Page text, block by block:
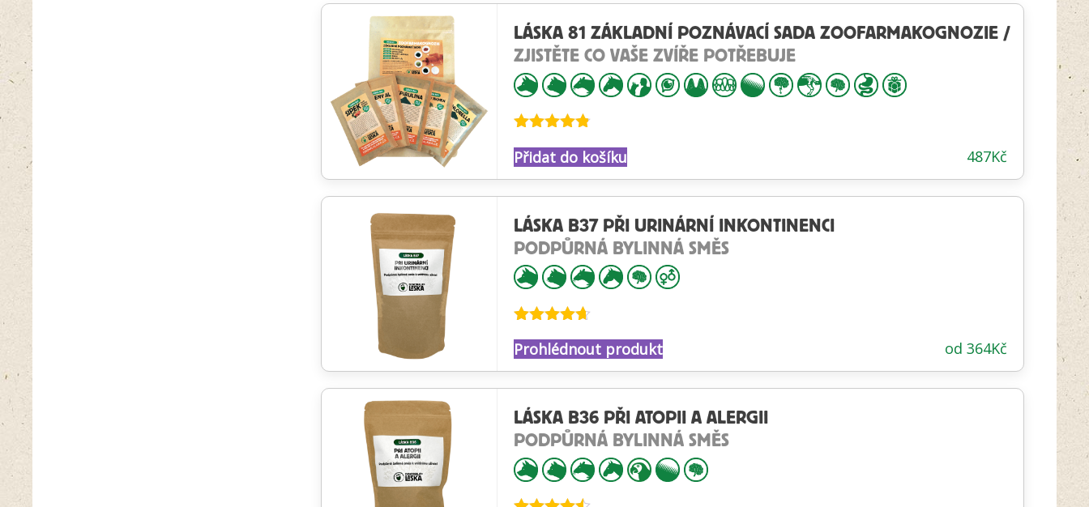
LÁSKA 81 ZÁKLADNÍ POZNÁVACÍ SADA ZOOFARMAKOGNOZIE /
ZJISTĚTE CO VAŠE ZVÍŘE POTŘEBUJE
4.74 z 5 487Kč
Přidat do košíku
LÁSKA B37 PŘI URINÁRNÍ INKONTINENCI
PODPŮRNÁ BYLINNÁ SMĚS
4.60 z 5 od 364Kč
Prohlédnout produkt
LÁSKA B36 PŘI ATOPII A ALERGII
PODPŮRNÁ BYLINNÁ SMĚS